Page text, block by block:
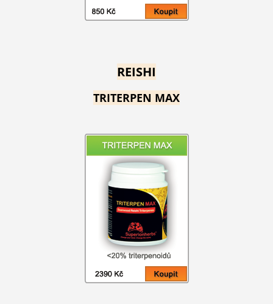
REISHI
TRITERPEN MAX